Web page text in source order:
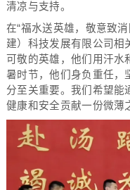
清凉与支持。
在“福水送英雄，敬意致
建）科技发展有限公司相
可敬的英雄，他们用汗
暑时节，他们身负重任，
分至关重要。我们希望能
健康和安全贡献一份微薄